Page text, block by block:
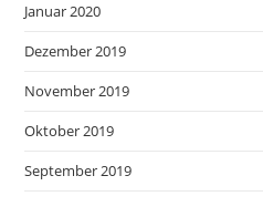
Januar 2020
Dezember 2019
November 2019
Oktober 2019
September 2019